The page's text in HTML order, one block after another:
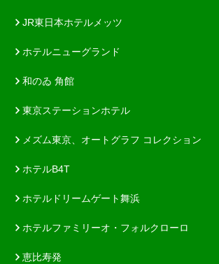
JR東日本ホテルメッツ
ホテルニューグランド
和のゐ 角館
東京ステーションホテル
メズム東京、オートグラフ コレクション
ホテルB4T
ホテルドリームゲート舞浜
ホテルファミリーオ・フォルクローロ
恵比寿発